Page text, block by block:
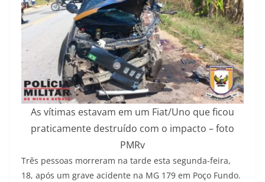
As vítimas estavam em um Fiat/Uno que ficou
praticamente destruído com o impacto – foto
PMRv
Três pessoas morreram na tarde esta segunda-feira,
18, após um grave acidente na MG 179 em Poço Fundo.